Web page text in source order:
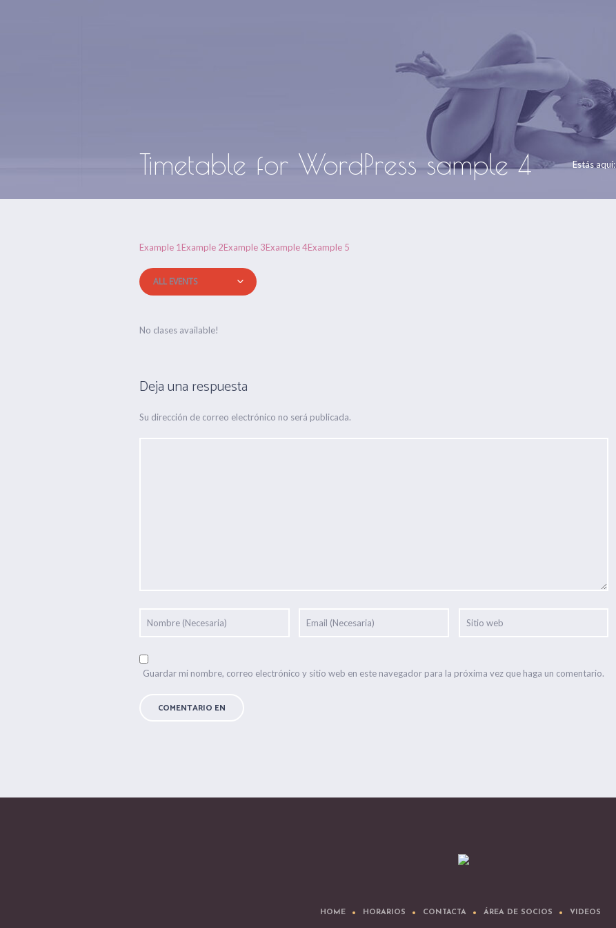
FORMACIONES ONLINE
Timetable for WordPress sample 4 Estás aquí:
Example 1 Example 2Example 3Example 4Example 5
ALL EVENTS
No clases available!
Deja una respuesta
Su dirección de correo electrónico no será publicada.
Guardar mi nombre, correo electrónico y sitio web en este navegador para la próxima vez que haga un comentario.
HOME HORARIOS CONTACTA ÁREA DE SOCIOS VIDEOS